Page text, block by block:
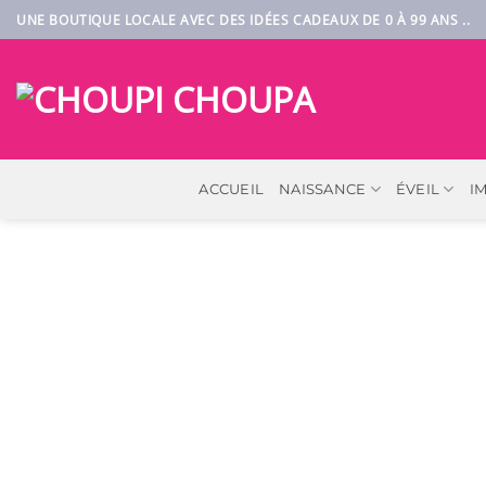
Passer
au
UNE BOUTIQUE LOCALE AVEC DES IDÉES CADEAUX DE 0 À 99 ANS ..
ACCUEIL NAISSANCE ÉVEIL